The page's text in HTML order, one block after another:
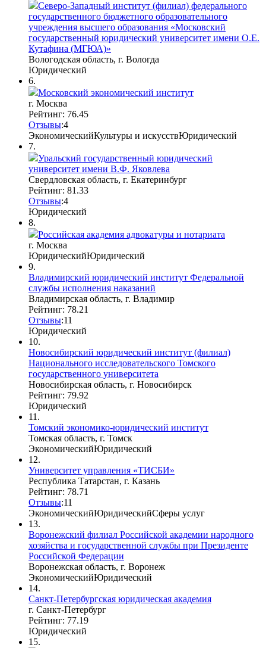
Северо-Западный институт (филиал) федерального
государственного бюджетного образовательного
учреждения высшего образования «Московский
государственный юридический университет имени О.Е.
Кутафина (МГЮА)»
Вологодская область, г. Вологда
Юридический
6.
Московский экономический институт
г. Москва
Рейтинг: 76.45
Отзывы:4
ЭкономическийКультуры и искусствЮридический
7.
Уральский государственный юридический
университет имени В.Ф. Яковлева
Свердловская область, г. Екатеринбург
Рейтинг: 81.33
Отзывы:4
Юридический
8.
Российская академия адвокатуры и нотариата
г. Москва
ЮридическийЮридический
9.
Владимирский юридический институт Федеральной
службы исполнения наказаний
Владимирская область, г. Владимир
Рейтинг: 78.21
Отзывы:11
Юридический
10.
Новосибирский юридический институт (филиал)
Национального исследовательского Томского
государственного университета
Новосибирская область, г. Новосибирск
Рейтинг: 79.92
Юридический
11.
Томский экономико-юридический институт
Томская область, г. Томск
ЭкономическийЮридический
12.
Университет управления «ТИСБИ»
Республика Татарстан, г. Казань
Рейтинг: 78.71
Отзывы:11
ЭкономическийЮридическийСферы услуг
13.
Воронежский филиал Российской академии народного
хозяйства и государственной службы при Президенте
Российской Федерации
Воронежская область, г. Воронеж
ЭкономическийЮридический
14.
Санкт-Петербургская юридическая академия
г. Санкт-Петербург
Рейтинг: 77.19
Юридический
15.